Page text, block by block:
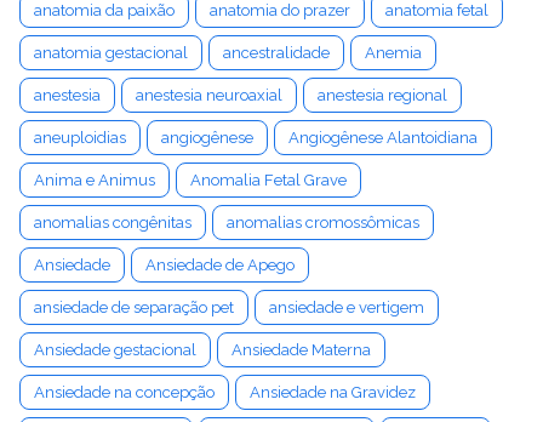
anatomia da paixão anatomia do prazer anatomia fetal
anatomia gestacional ancestralidade Anemia
anestesia anestesia neuroaxial anestesia regional
aneuploidias angiogênese Angiogênese Alantoidiana
Anima e Animus Anomalia Fetal Grave
anomalias congênitas anomalias cromossômicas
Ansiedade Ansiedade de Apego
ansiedade de separação pet ansiedade e vertigem
Ansiedade gestacional Ansiedade Materna
Ansiedade na concepção Ansiedade na Gravidez